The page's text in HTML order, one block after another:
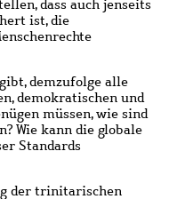
dass auch jenseits
ist, die
demzufolge alle
demokratischen und
müssen, wie sind
Wie kann die globale
Standards
der trinitarischen